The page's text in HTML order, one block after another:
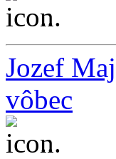
...
Jozef
vôbec
...